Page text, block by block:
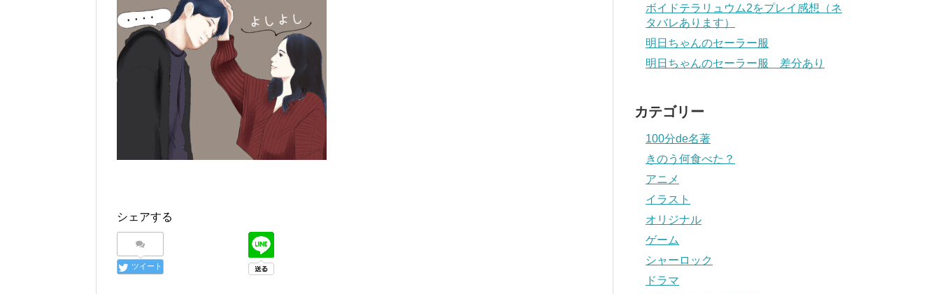
シェアする
ツイート
ボイドテラリュウム2をプレイ感想（ネ
タバレあります）
明日ちゃんのセーラー服
明日ちゃんのセーラー服 差分あり
カテゴリー
100分de名著
きのう何食べた？
アニメ
イラスト
オリジナル
ゲーム
シャーロック
ドラマ